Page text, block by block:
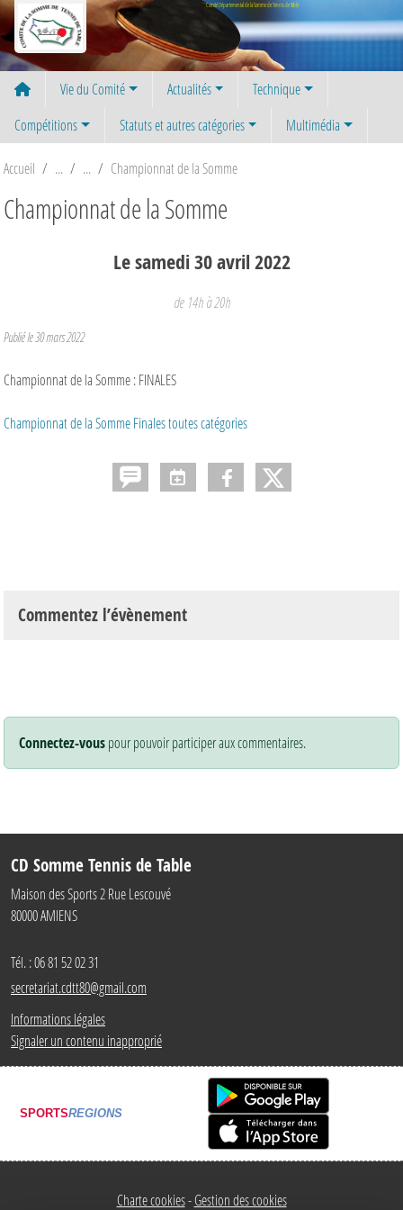
Comité Départemental de la Somme de Tennis de Table
Vie du Comité Actualités
Technique
Compétitions
Statuts et autres catégories Multimédia
Accueil Championnat de la Somme
Championnat de la Somme
Lesamedi30avril2022
de 14h à 20h
Publié le 30 mars 2022
Championnat de la Somme : FINALES
Championnat de la Somme Finales toutes catégories
Commentez l’évènement
Connectez-vouspour pouvoir participer aux commentaires.
CD Somme Tennis de Table
Maison des Sports 2 Rue Lescouvé
80000AMIENS
Tél. :06 81 52 02 31
secretariat.cdtt80@gmail.com
Informations légales
Signaler un contenu inapproprié
SPORTSREGIONS
Charte cookies Gestion des cookies
Panneau de gestion des cookies